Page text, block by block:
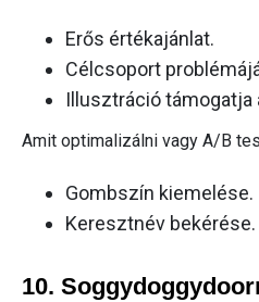
Erős értékajánlat.
Célcsoport
Illusztráció támogatja
Amit optimalizálni vagy A/B
Gombszín kiemelése.
Keresztnév bekérése.
10.